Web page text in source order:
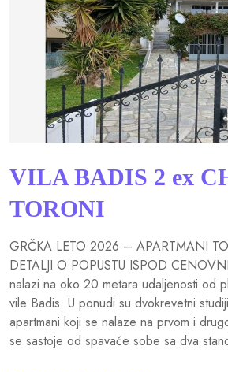
VILA BADIS 2 ex
TORONI
GRČKA LETO 2026 – APARTMANI
DETALJI O POPUSTU ISPOD
nalazi na oko 20 metara udaljenosti od
vile Badis. U ponudi su dvokrevetni
apartmani koji se nalaze na prvom i
se sastoje od spavaće sobe sa dva